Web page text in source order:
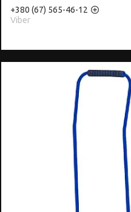
+380 (67) 565-46-12
Viber